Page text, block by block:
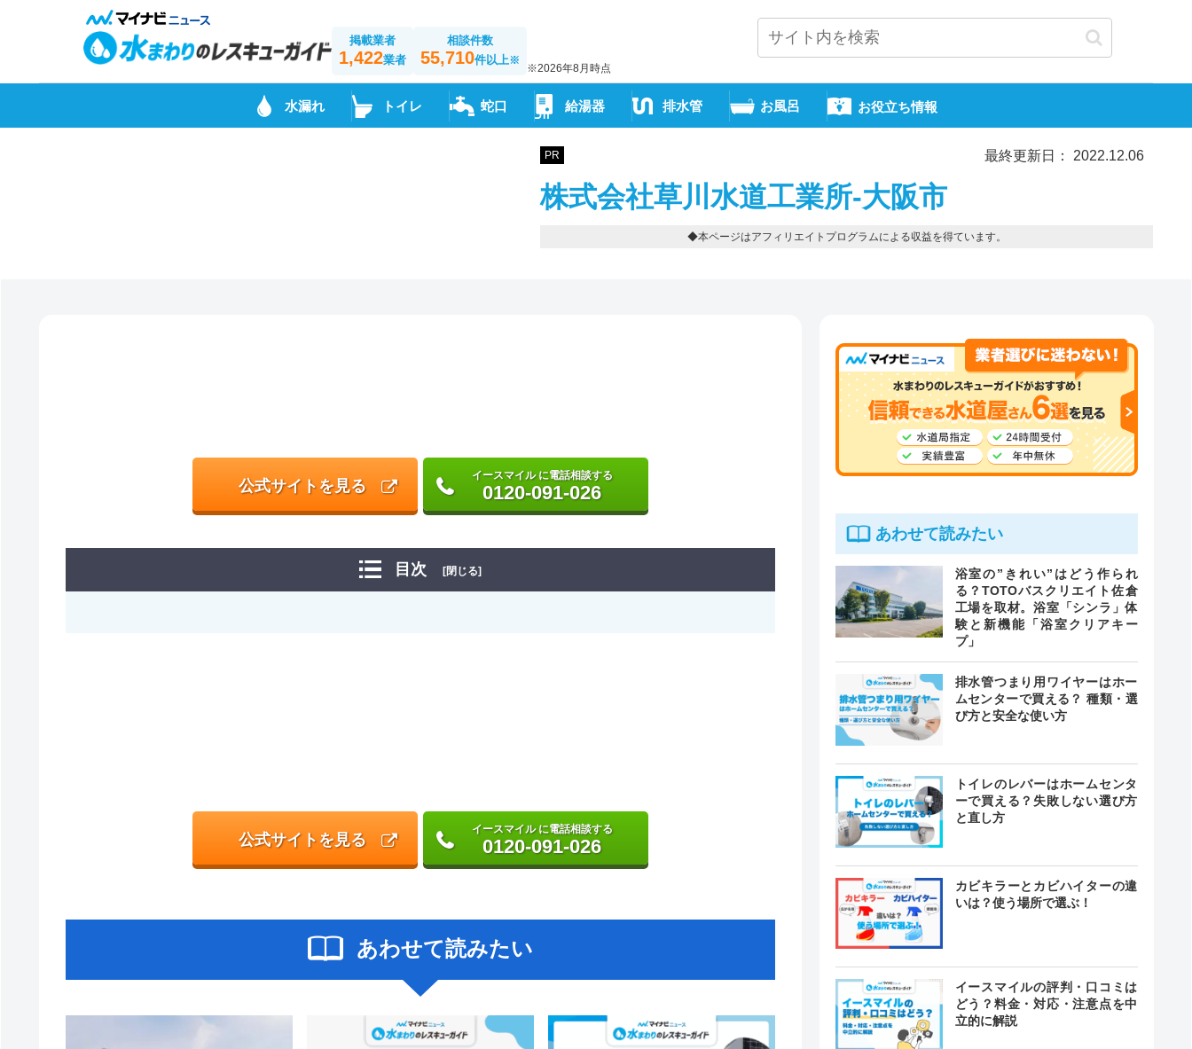
掲載業者
1,422業者
相談件数
55,710件以上※
※2026年8月時点
水漏れ トイレ 蛇口 給湯器 排水管 お風呂 お役立ち情報
PR 最終更新日： 2022.12.06
株式会社草川水道工業所-大阪市
◆本ページはアフィリエイトプログラムによる収益を得ています。
公式サイトを見る
イースマイル に電話相談する
0120-091-026
目次 [閉じる]
公式サイトを見る
イースマイル に電話相談する
0120-091-026
あわせて読みたい
あわせて読みたい
浴室の”きれい”はどう作られ
る？TOTOバスクリエイト佐倉
工場を取材。浴室「シンラ」体
験と新機能「浴室クリアキー
プ」
排水管つまり用ワイヤーはホー
ムセンターで買える？ 種類・選
び方と安全な使い方
トイレのレバーはホームセンタ
ーで買える？失敗しない選び方
と直し方
カビキラーとカビハイターの違
いは？使う場所で選ぶ！
イースマイルの評判・口コミは
どう？料金・対応・注意点を中
立的に解説